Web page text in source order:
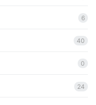
6
40
0
24